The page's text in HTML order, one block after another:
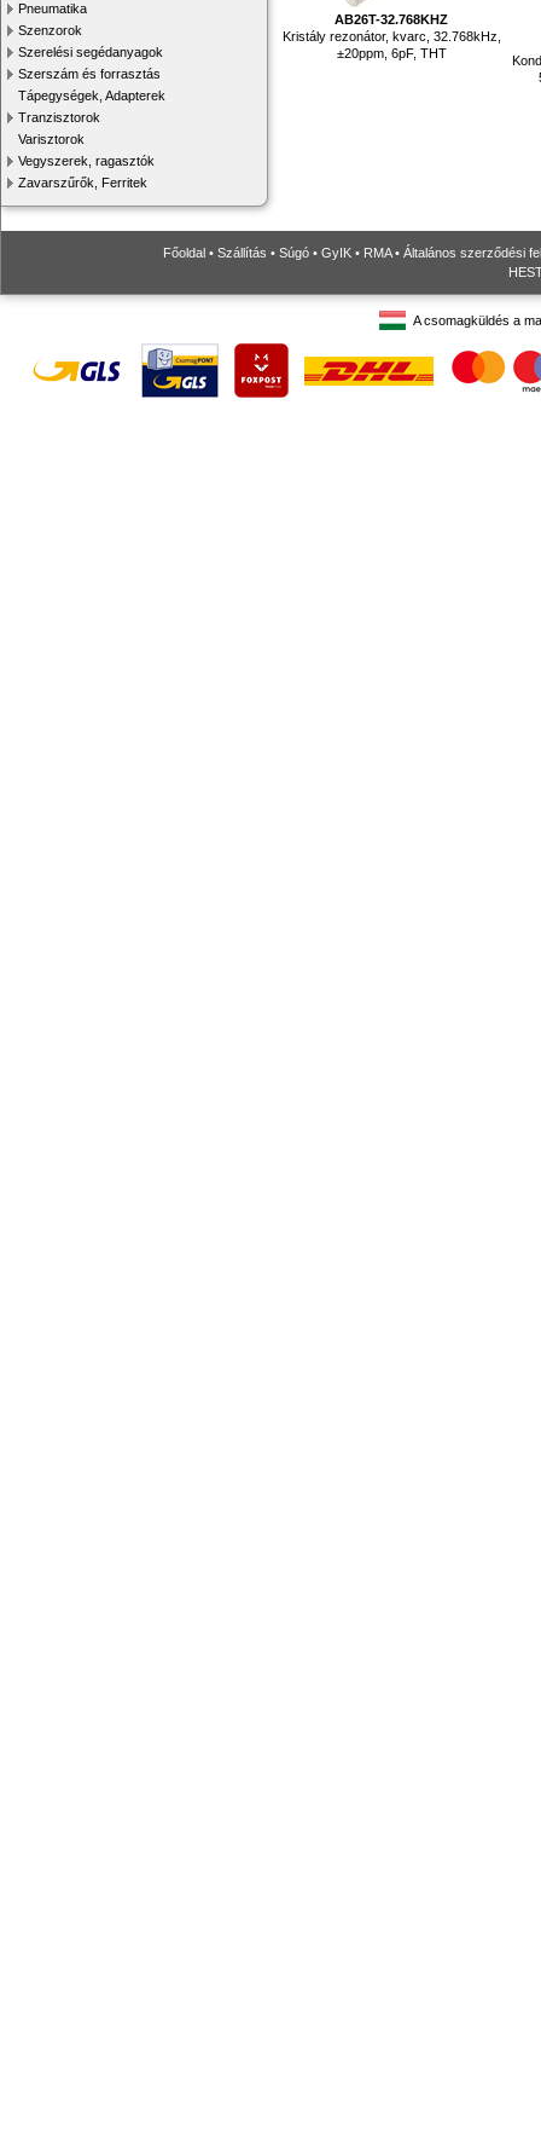
Pneumatika
Szenzorok
Szerelési segédanyagok
Szerszám és forrasztás
Tápegységek, Adapterek
Tranzisztorok
Varisztorok
Vegyszerek, ragasztók
Zavarszűrők, Ferritek
AB26T-32.768KHZ
Kristály rezonátor, kvarc, 32.768kHz,
±20ppm, 6pF, THT
Főoldal • Szállítás • Súgó • GyIK • RMA• Általános szerződési
A csomagküldés a